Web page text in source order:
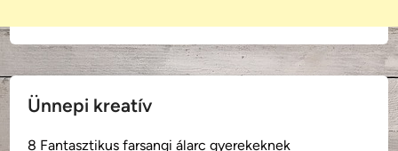
Ünnepi kreatív
8 Fantasztikus farsangi álarc gyerekeknek